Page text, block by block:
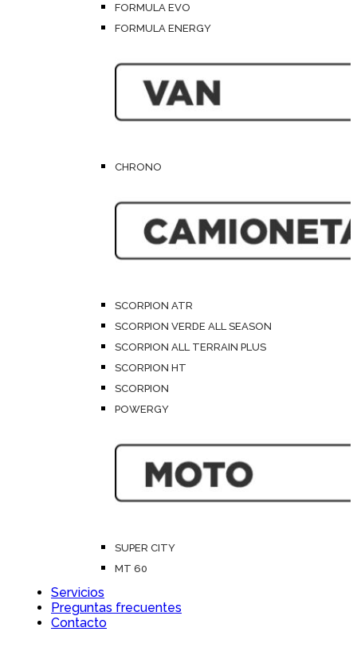
FORMULA EVO
FORMULA ENERGY
CHRONO
SCORPION ATR
SCORPION VERDE ALL SEASON
SCORPION ALL TERRAIN PLUS
SCORPION HT
SCORPION
POWERGY
SUPER CITY
MT 60
Servicios
Preguntas frecuentes
Contacto